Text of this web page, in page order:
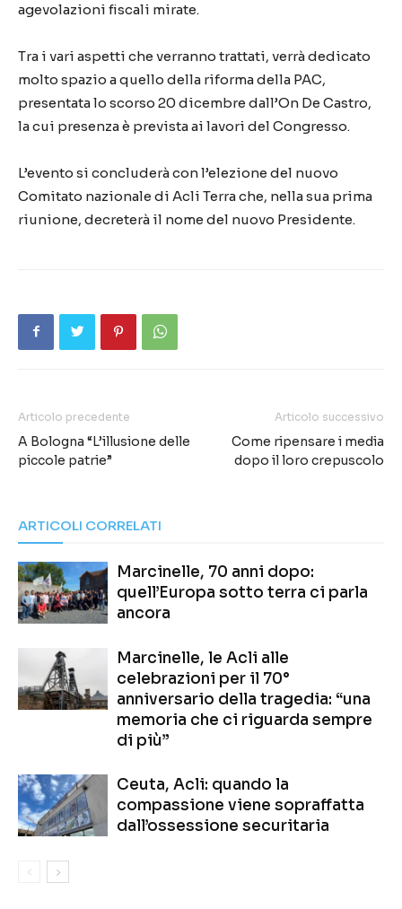
agevolazioni fiscali mirate.
Tra i vari aspetti che verranno trattati, verrà dedicato
molto spazio a quello della riforma della PAC,
presentata lo scorso 20 dicembre dall’On De Castro,
la cui presenza è prevista ai lavori del Congresso.
L’evento si concluderà con l’elezione del nuovo
Comitato nazionale di Acli Terra che, nella sua prima
riunione, decreterà il nome del nuovo Presidente.
Articolo precedente
A Bologna “L’illusione delle
piccole patrie”
Articolo successivo
Come ripensare i media
dopo il loro crepuscolo
ARTICOLI CORRELATI
Marcinelle, 70 anni dopo:
quell’Europa sotto terra ci parla
ancora
Marcinelle, le Acli alle
celebrazioni per il 70°
anniversario della tragedia: “una
memoria che ci riguarda sempre
di più”
Ceuta, Acli: quando la
compassione viene sopraffatta
dall’ossessione securitaria